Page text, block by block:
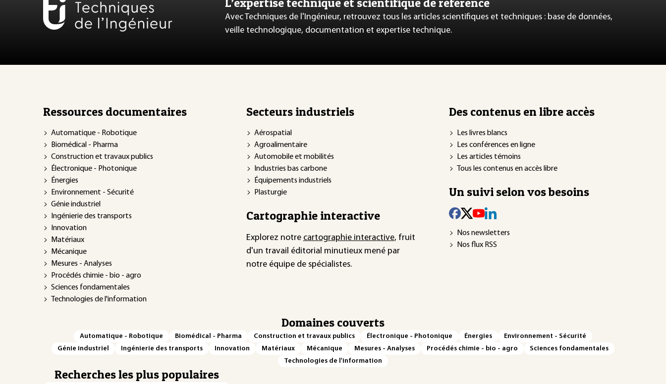
Avec Techniques de l'Ingénieur, retrouvez tous les articles scientifiques et techniques : base de données,
veille technologique, documentation et expertise technique.
Ressources documentaires
Automatique - Robotique
Biomédical - Pharma
Construction et travaux publics
Électronique - Photonique
Énergies
Environnement - Sécurité
Génie industriel
Ingénierie des transports
Innovation
Matériaux
Mécanique
Mesures - Analyses
Procédés chimie - bio - agro
Sciences fondamentales
Technologies de l'information
Secteurs industriels
Aérospatial
Agroalimentaire
Automobile et mobilités
Industries bas carbone
Équipements industriels
Plasturgie
Cartographie interactive
Explorez notre cartographie interactive, fruit
d'un travail éditorial minutieux mené par
notre équipe de spécialistes.
Des contenus en libre accès
Les livres blancs
Les conférences en ligne
Les articles témoins
Tous les contenus en accès libre
Un suivi selon vos besoins
Nos newsletters
Nos flux RSS
Domaines couverts
Automatique - Robotique Biomédical - Pharma Construction et travaux publics Électronique - Photonique Énergies
Environnement - Sécurité
Génie industriel
Ingénierie des transports Innovation Matériaux Mécanique Mesures - Analyses Procédés chimie - bio - agro
Sciences fondamentales
Technologies de l'information
Recherches les plus populaires